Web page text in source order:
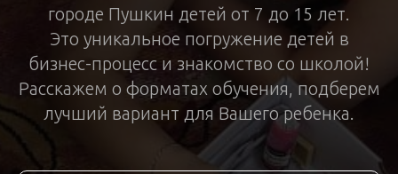
городе Пушкин детей от 7 до 15 лет.
Это уникальное погружение детей в
бизнес-процесс и знакомство со школой!
Расскажем о форматах обучения, подберем
лучший вариант для Вашего ребенка.